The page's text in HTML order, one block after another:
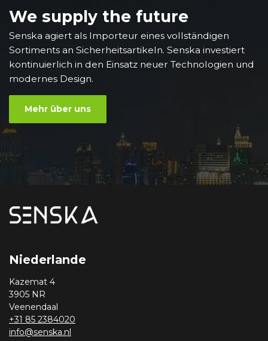
We supply the future
Senska agiert als Importeur eines vollständigen
Sortiments an Sicherheitsartikeln. Senska investiert
kontinuierlich in den Einsatz neuer Technologien und
modernes Design.
Mehr über uns
Niederlande
Kazemat 4
3905 NR
Veenendaal
+31 85 2384020
info@senska.nl